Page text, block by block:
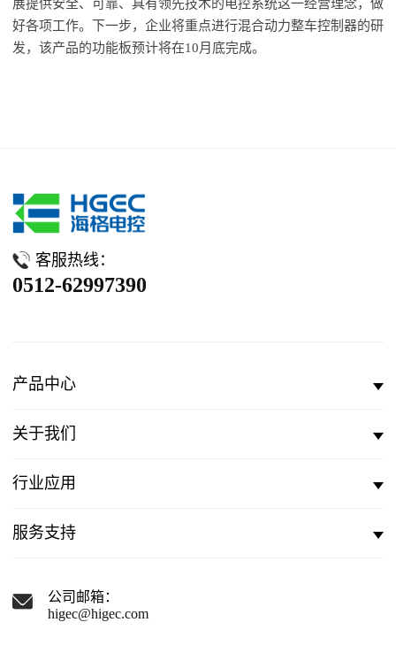
展提供安全、可靠、具有领先技术的电控系统这一经营理念，做
好各项工作。下一步，企业将重点进行混合动力整车控制器的研
发，该产品的功能板预计将在10月底完成。
客服热线：
0512-62997390
产品中心
关于我们
行业应用
服务支持
公司邮箱：
higec@higec.com